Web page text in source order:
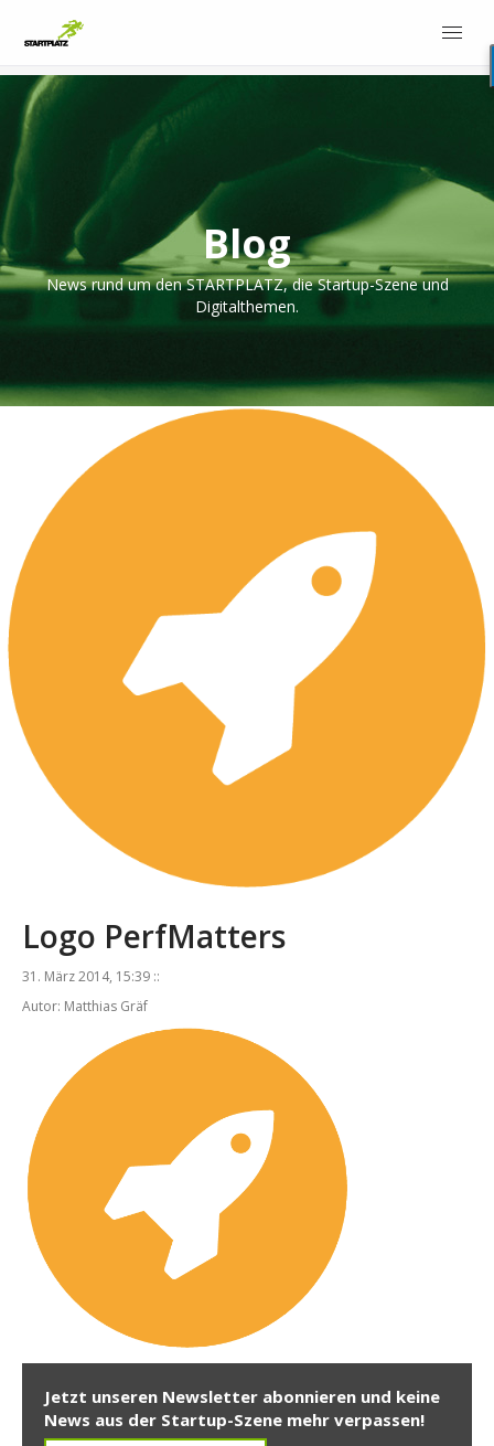
Blog
News rund um den STARTPLATZ, die Startup-Szene und
Digitalthemen.
Logo PerfMatters
31. März 2014, 15:39 ::
Autor: Matthias Gräf
Jetzt unseren Newsletter abonnieren und keine
News aus der Startup-Szene mehr verpassen!